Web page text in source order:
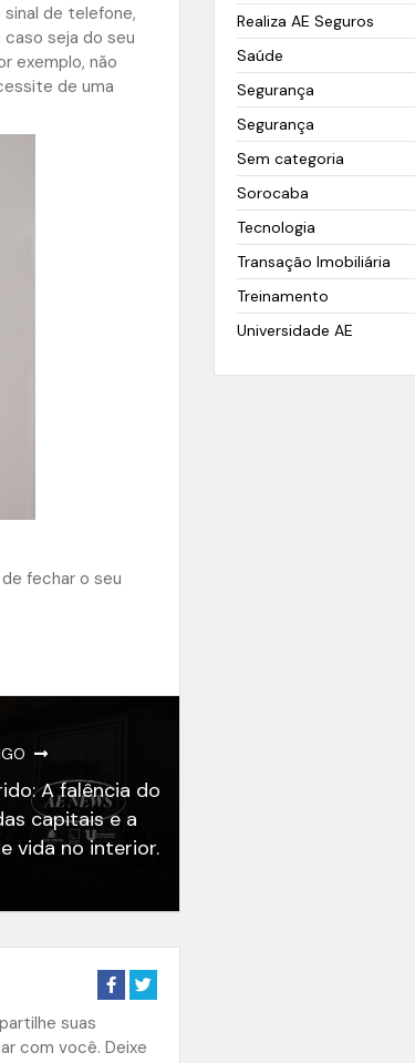
de telefone,
seja do seu
exemplo, não
de uma
fechar o seu
A falência do
capitais e a
vida no interior.
suas
com você. Deixe
Realiza AE Seguros
Saúde
Segurança
Segurança
Sem categoria
Sorocaba
Tecnologia
Transação Imobiliária
Treinamento
Universidade AE